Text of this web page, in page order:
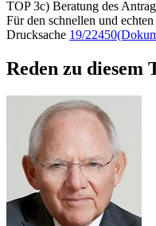
TOP 3c) Beratung des
Für den schnellen und
Drucksache 19/22450
Reden zu diesem